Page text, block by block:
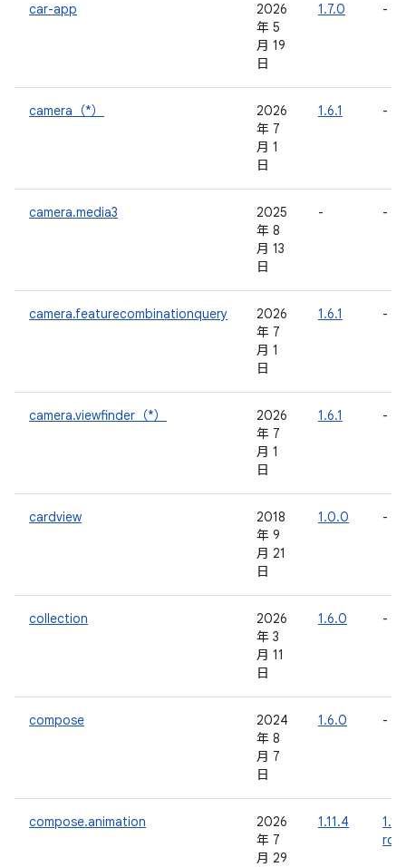
car-app
2026
年 5
月 19
日
1.7.0 -
camera（*）
2026
年 7
月 1
日
1.6.1 -
camera.media3
2025
年 8
月 13
日
- -
camera.featurecombinationquery
2026
年 7
月 1
日
1.6.1 -
camera.viewfinder（*）
2026
年 7
月 1
日
1.6.1 -
cardview
2018
年 9
月 21
日
1.0.0 -
collection
2026
年 3
月 11
日
1.6.0 -
compose
2024
年 8
月 7
日
1.6.0 -
compose.animation
2026
年 7
月 29
1.11.4